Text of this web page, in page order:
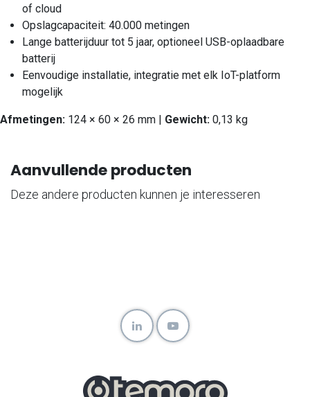
of cloud
Opslagcapaciteit: 40.000 metingen
Lange batterijduur tot 5 jaar, optioneel USB-oplaadbare
batterij
Eenvoudige installatie, integratie met elk IoT-platform
mogelijk
Afmetingen: 124 × 60 × 26 mm | Gewicht: 0,13 kg
Aanvullende producten
Deze andere producten kunnen je interesseren